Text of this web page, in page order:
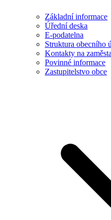
Základní informace
Úřední deska
E-podatelna
Struktura obecního
Kontakty na
Povinné informace
Zastupitelstvo obce